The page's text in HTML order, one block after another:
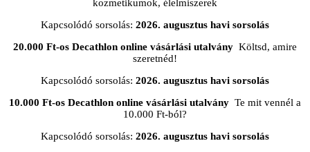
kozmetikumok, élelmiszerek
Kapcsolódó sorsolás: 2026. augusztus havi sorsolás
20.000 Ft-os Decathlon online vásárlási utalvány Költsd, amire
szeretnéd!
Kapcsolódó sorsolás: 2026. augusztus havi sorsolás
10.000 Ft-os Decathlon online vásárlási utalvány Te mit vennél a
10.000 Ft-ból?
Kapcsolódó sorsolás: 2026. augusztus havi sorsolás